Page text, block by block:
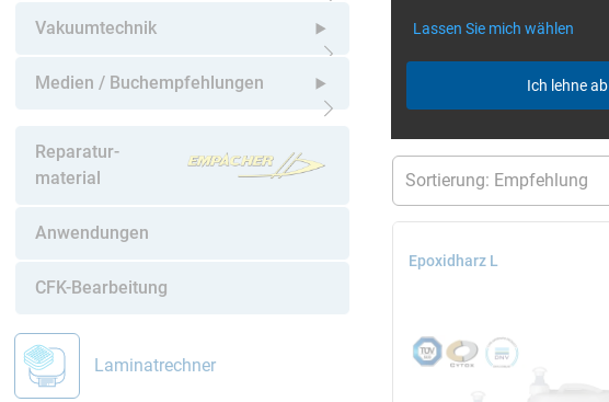
Untermenü öffnen
Vakuumtechnik
Untermenü öffnen
Medien / Buchempfehlungen
Untermenü öffnen
Reparatur-
material
Anwendungen
CFK-Bearbeitung
Laminatrechner
Epoxidharz L
Lassen Sie mich wählen
Ich lehne ab